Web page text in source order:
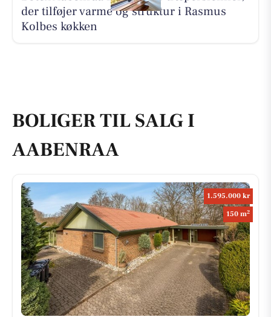
der tilføjer varme og struktur i Rasmus
Kolbes køkken
BOLIGER TIL SALG I
AABENRAA
1.595.000 kr
150 m2